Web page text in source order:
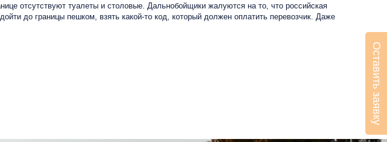
отсутствуют туалеты и столовые. Дальнобойщики жалуются на то, что российская
до границы пешком, взять какой-то код, который должен оплатить перевозчик. Даже
Оставить заявку